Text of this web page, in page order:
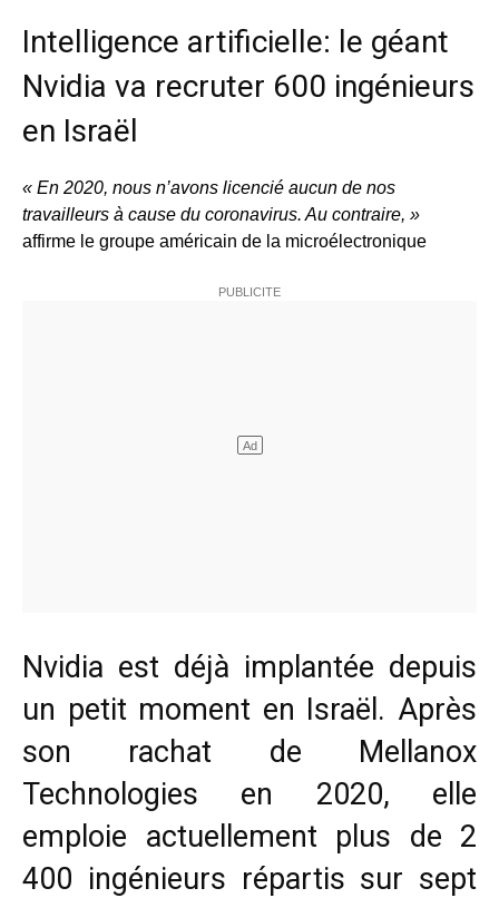
Intelligence artificielle: le géant
Nvidia va recruter 600 ingénieurs
en Israël
« En 2020, nous n’avons licencié aucun de nos
travailleurs à cause du coronavirus. Au contraire, »
affirme le groupe américain de la microélectronique
Nvidia est déjà implantée depuis
un petit moment en Israël. Après
son rachat de Mellanox
Technologies en 2020, elle
emploie actuellement plus de 2
400 ingénieurs répartis sur sept